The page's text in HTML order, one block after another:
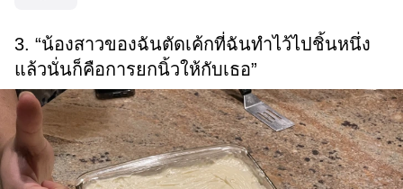
3. “น้องสาวของฉันตัดเค้กที่ฉันทำไว้ไปชิ้นหนึ่ง
แล้วนั่นก็คือการยกนิ้วให้กับเธอ”